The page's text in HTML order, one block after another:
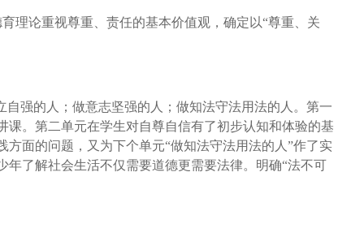
理论重视尊重、责任的基本价值观，确定以“尊重、关
强的人；做意志坚强的人；做知法守法用法的人。第一
。第二单元在学生对自尊自信有了初步认知和体验的基
面的问题，又为下个单元“做知法守法用法的人”作了实
了解社会生活不仅需要道德更需要法律。明确“法不可